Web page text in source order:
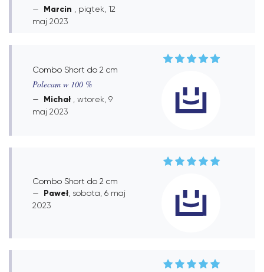
Marcin
, piątek, 12
maj 2023
Combo Short do 2 cm
Polecam w 100 %
Michał
, wtorek, 9
maj 2023
Combo Short do 2 cm
Paweł , sobota, 6 maj
2023